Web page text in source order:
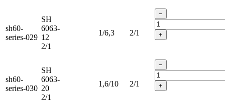
sh60-
series-029
SH
6063-
12
2/1
1/6,3 2/1
−
+
sh60-
series-030
SH
6063-
20
2/1
1,6/10 2/1
−
+